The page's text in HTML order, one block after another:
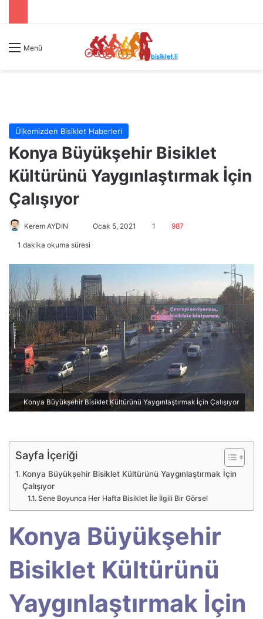
Menü
Ülkemizden Bisiklet Haberleri
Konya Büyükşehir Bisiklet
Kültürünü Yaygınlaştırmak İçin
Çalışıyor
Kerem AYDIN
p
s
t
a
g
ö
n
m
k
Ocak 5, 2021 1 987
1 dakika okuma süresi
Konya Büyükşehir Bisiklet Kültürünü Yaygınlaştırmak İçin Çalışıyor
Sayfa İçeriği
Konya Büyükşehir Bisiklet Kültürünü Yaygınlaştırmak İçin
Çalışıyor
Sene Boyunca Her Hafta Bisiklet İle İlgili Bir Görsel
Konya Büyükşehir
Bisiklet Kültürünü
Yaygınlaştırmak İçin